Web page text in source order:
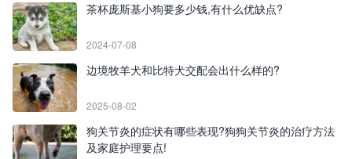
茶杯庞斯基小狗要多少钱,有什么优缺点?
2024-07-08
边境牧羊犬和比特犬交配会出什么样的?
2025-08-02
狗关节炎的症状有哪些表现?狗狗关节炎的治疗方法
及家庭护理要点!